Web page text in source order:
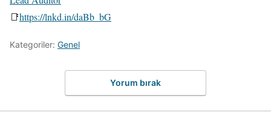
📑https://lnkd.in/daBb_bG
Kategoriler: Genel
Yorum bırak